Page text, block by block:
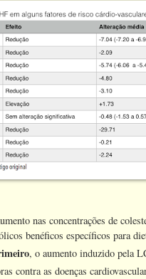
nas concentrações de
benéficos específicos para
, o aumento induzido pela
contra as doenças